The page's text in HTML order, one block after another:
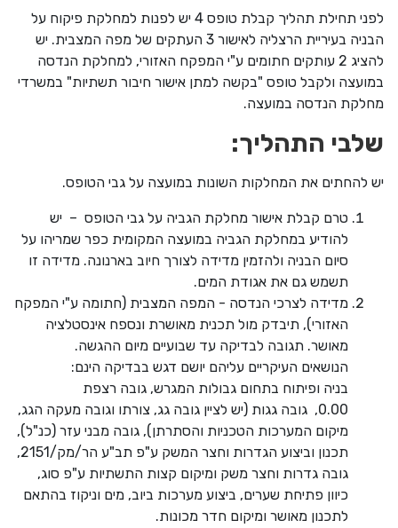
לפני תחילת תהליך קבלת טופס 4 יש לפנות למחלקת פיקוח על
הבניה בעיריית הרצליה לאישור 3 העתקים של מפה המצבית. יש
להציג 2 עותקים חתומים ע"י המפקח האזורי, למחלקת הנדסה
במועצה ולקבל טופס "בקשה למתן אישור חיבור תשתיות" במשרדי
מחלקת הנדסה במועצה.
שלבי התהליך:
יש להחתים את המחלקות השונות במועצה על גבי הטופס.
טרם קבלת אישור מחלקת הגביה על גבי הטופס – יש
להודיע במחלקת הגביה במועצה המקומית כפר שמריהו על
סיום הבניה ולהזמין מדידה לצורך חיוב בארנונה. מדידה זו
תשמש גם את אגודת המים.
מדידה לצרכי הנדסה - המפה המצבית (חתומה ע"י המפקח
האזורי), תיבדק מול תכנית מאושרת ונספח אינסטלציה
מאושר. תגובה לבדיקה עד שבועיים מיום ההגשה.
הנושאים העיקריים עליהם יושם דגש בבדיקה הינם:
בניה ופיתוח בתחום גבולות המגרש, גובה רצפת
0.00, גובה גגות (יש לציין גובה גג, צורתו וגובה מעקה הגג,
מיקום המערכות הטכניות והסתרתן), גובה מבני עזר (כנ"ל),
תכנון וביצוע הגדרות וחצר המשק ע"פ תב"ע הר/מק/2151,
גובה גדרות וחצר משק ומיקום קצות התשתיות ע"פ סוג,
כיוון פתיחת שערים, ביצוע מערכות ביוב, מים וניקוז בהתאם
לתכנון מאושר ומיקום חדר מכונות.